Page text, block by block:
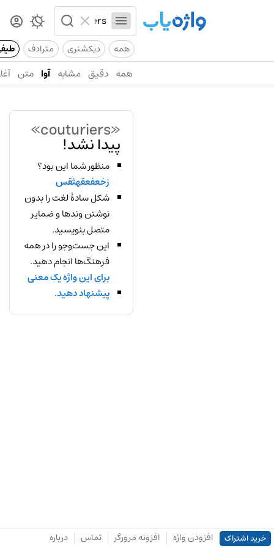
همه دیکشنری مترادف
همه دقیق مشابه آوا متن
«couturiers»
پیدا نشد!
منظور شما این بود؟
زخعفعقهثقس
شکل سادهٔ لغت را بدون
نوشتن وندها و ضمایر
متصل بنویسید.
این جست‌وجو را در همه
فرهنگ‌ها انجام دهید.
برای این واژه یک معنی
پیشنهاد دهید.
خرید اشتراک افزودن واژه افزونه مرورگر تماس درباره